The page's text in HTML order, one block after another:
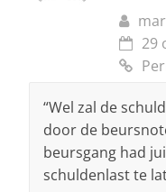
29
“Wel zal de
door de
beursgang had
schuldenlast te